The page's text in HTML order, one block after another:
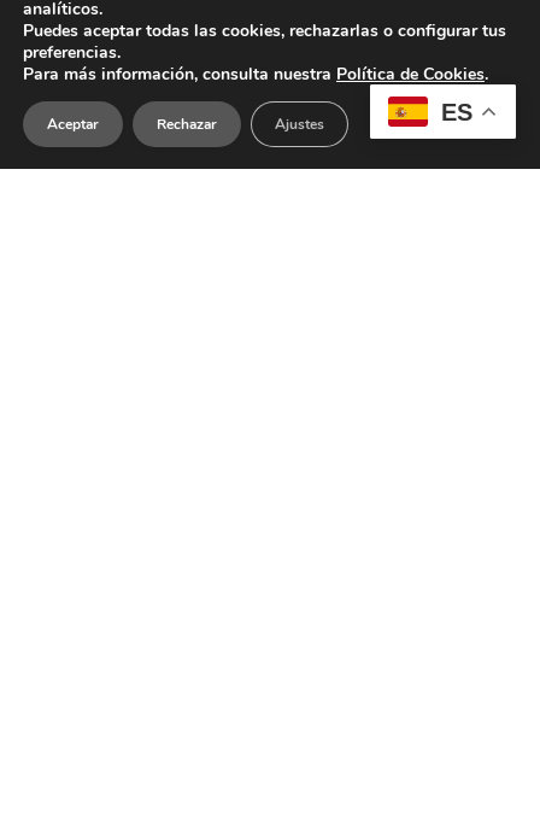
al.cat
redaccion@eldiariodelaed
ucacion.com
(Twitter)
ES
analíticos.
Puedes aceptar todas las cookies, rechazarlas o configurar tus
preferencias.
Para más información, consulta nuestra Política de Cookies.
Aceptar Rechazar Ajustes